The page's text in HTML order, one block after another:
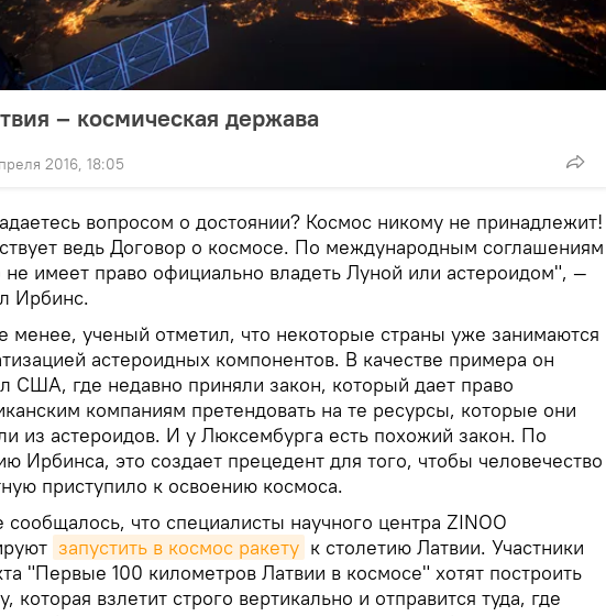
– космическая держава
2016, 18:05
вопросом о достоянии? Космос никому не принадлежит!
ведь Договор о космосе. По международным соглашениям
не имеет право официально владеть Луной или астероидом", —
Ирбинс.
менее, ученый отметил, что некоторые страны уже занимаются
астероидных компонентов. В качестве примера он
США, где недавно приняли закон, который дает право
компаниям претендовать на те ресурсы, которые они
из астероидов. И у Люксембурга есть похожий закон. По
Ирбинса, это создает прецедент для того, чтобы человечество
приступило к освоению космоса.
сообщалось, что специалисты научного центра ZINOO
запустить в космос ракету к столетию Латвии. Участники
"Первые 100 километров Латвии в космосе" хотят построить
которая взлетит строго вертикально и отправится туда, где